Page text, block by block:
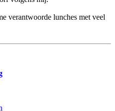
verantwoorde lunches met veel